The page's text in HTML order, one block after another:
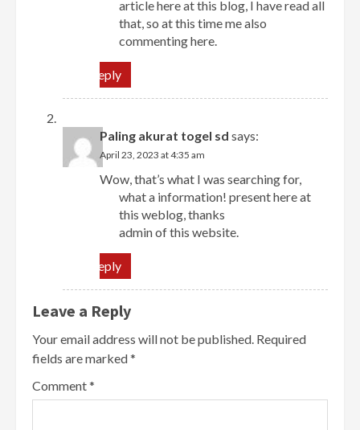
article here at this blog, I have read all
that, so at this time me also
commenting here.
Reply
Paling akurat togel sd says:
April 23, 2023 at 4:35 am
Wow, that’s what I was searching for,
what a information! present here at
this weblog, thanks
admin of this website.
Reply
Leave a Reply
Your email address will not be published. Required
fields are marked*
Comment*